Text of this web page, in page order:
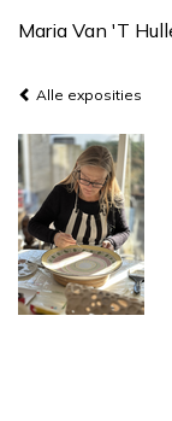
Alle exposities